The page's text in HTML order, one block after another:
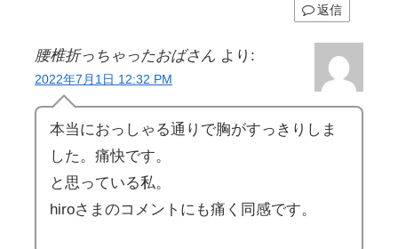
返信
腰椎折っちゃったおばさん より:
2022年7月1日 12:32 PM
本当におっしゃる通りで胸がすっきりしま
した。痛快です。
と思っている私。
hiroさまのコメントにも痛く同感です。